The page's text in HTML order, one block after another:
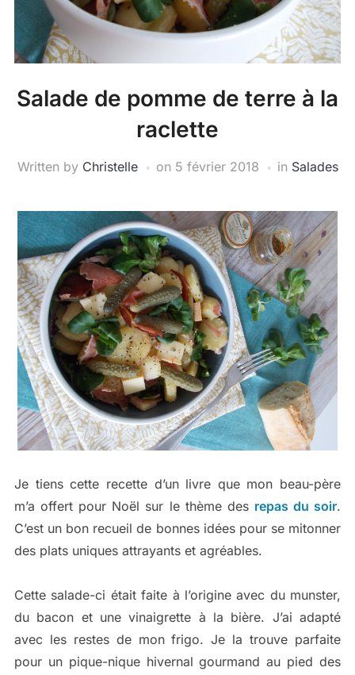
Salade de pomme de terre à la
raclette
Written by Christelle on 5 février 2018 in Salades
Je tiens cette recette d’un livre que mon beau-père
m’a offert pour Noël sur le thème des repas du soir.
C’est un bon recueil de bonnes idées pour se mitonner
des plats uniques attrayants et agréables.
Cette salade-ci était faite à l’origine avec du munster,
du bacon et une vinaigrette à la bière. J’ai adapté
avec les restes de mon frigo. Je la trouve parfaite
pour un pique-nique hivernal gourmand au pied des